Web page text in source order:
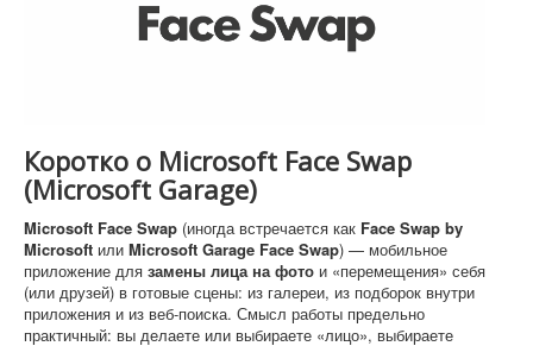
Коротко о Microsoft Face Swap
(Microsoft Garage)
Microsoft Face Swap (иногда встречается как Face Swap by
Microsoft или Microsoft Garage Face Swap) — мобильное
приложение для замены лица на фото и «перемещения» себя
(или друзей) в готовые сцены: из галереи, из подборок внутри
приложения и из веб-поиска. Смысл работы предельно
практичный: вы делаете или выбираете «лицо», выбираете